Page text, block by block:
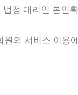
정 대리인 본인
의 서비스 이용